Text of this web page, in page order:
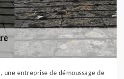
une entreprise de démoussage de